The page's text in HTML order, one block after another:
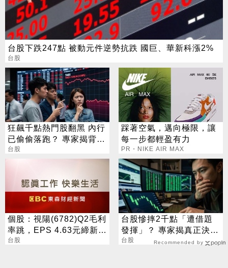
台股下跌247點 被動元件逆勢抗跌 國巨、華新科漲2%
台股
狂飆千點熱門股翻黑 內行
已偷偷落跑？ 專家揭背後
警訊
台股
踩著空氣，邁向極限，讓
每一步都輕盈有力
PR・NIKE AIR MAX
個股：視陽(6782)Q2毛利
率跳，EPS 4.63元締新
猷，本季營運續看旺
台股
台股慘摔2千點「遭借題
發揮」？ 專家揭真正決戰
點：洗籌碼而已
台股 Recommended by